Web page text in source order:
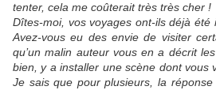
tenter, cela me coûterait très très cher !
Dîtes-moi, vos voyages ont-ils déjà été
Avez-vous eu des envie de visiter
qu’un malin auteur vous en a décrit
bien, y a installer une scène dont vous
Je sais que pour plusieurs, la